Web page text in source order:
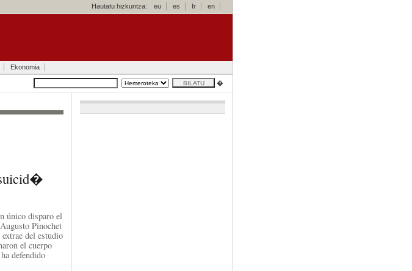
Hautatu hizkuntza: eu es fr en
Ekonomia
�
único disparo el
Pinochet
del estudio
el cuerpo
defendido